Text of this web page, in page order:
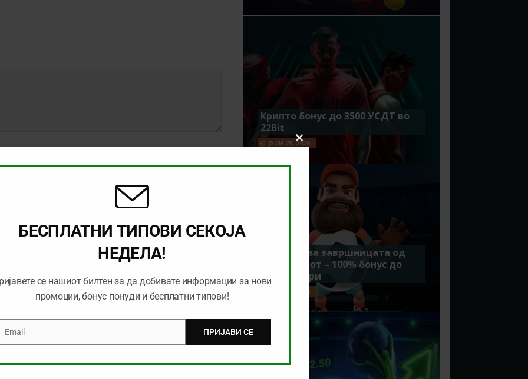
for the next time I comment.
Крипто бонус до 3500 УСДТ во
22Bit
ЈУЛИ 29, 2026
Идеално за завршницата од
Мундијалот – 100% бонус до
7500 денари
ЈУЛИ 15, 2026
Close
module
БЕСПЛАТНИ ТИПОВИ СЕКОЈА
НЕДЕЛА!
се нашиот билтен за да добивате информации за нови
промоции, бонус понуди и бесплатни типови!
Email ПРИЈАВИ СЕ